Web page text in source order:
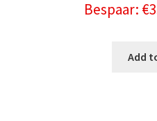
Bespaar: €
Add